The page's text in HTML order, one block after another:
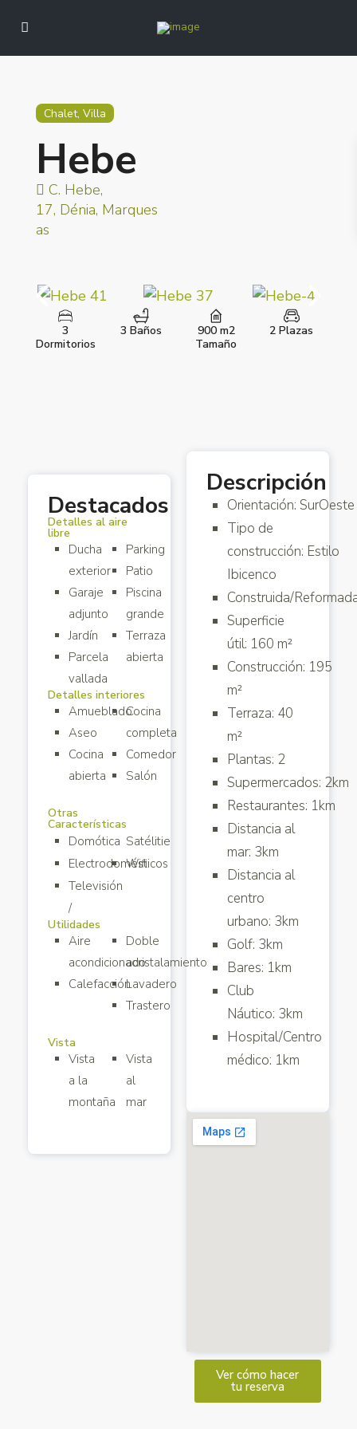
Chalet, Villa
Hebe
C. Hebe,
17, Dénia, Marques
as
3
Dormitorios
3 Baños
900 m2
Tamaño
2 Plazas
Descripción
Orientación: SurOeste
Tipo de
construcción: Estilo
Ibicenco
Construida/
Superficie
útil: 160 m²
Construcción: 195
m²
Terraza: 40
m²
Plantas: 2
Supermercados: 2km
Restaurantes: 1km
Distancia al
mar: 3km
Distancia al
centro
urbano: 3km
Golf: 3km
Bares: 1km
Club
Náutico: 3km
Hospital/Centro
médico: 1km
Ver cómo hacer
tu reserva
Destacados
Detalles al aire
libre
Ducha
exterior
Garaje
adjunto
Jardín
Parcela
vallada
Parking
Patio
Piscina
grande
Terraza
abierta
Detalles interiores
Amueblado
Aseo
Cocina
abierta
Cocina
completa
Comedor
Salón
Otras
Características
Domótica
Electrodomésticos
Televisión
/
Satélitie
Wifi
Utilidades
Aire
acondicionado
Calefacción
Doble
acristalamiento
Lavadero
Trastero
Vista
Vista
a la
montaña
Vista
al
mar